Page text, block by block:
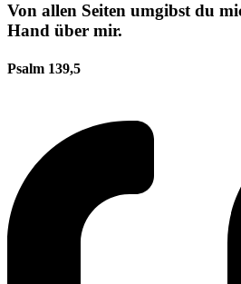
Von allen Seiten umgibst du
Hand über mir.
Psalm 139,5